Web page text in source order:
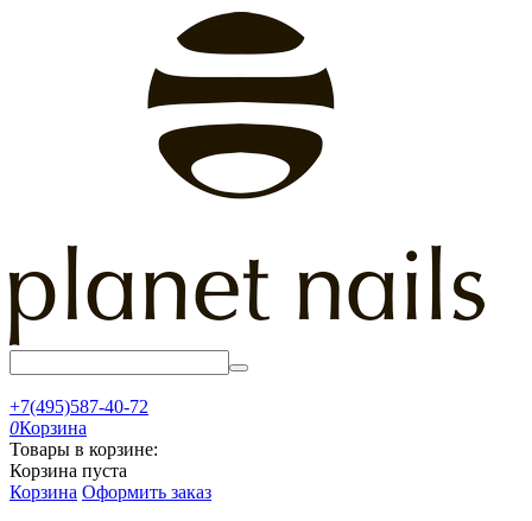
+7(495)587-40-72
0Корзина
Товары в корзине:
Корзина пуста
Корзина Оформить заказ